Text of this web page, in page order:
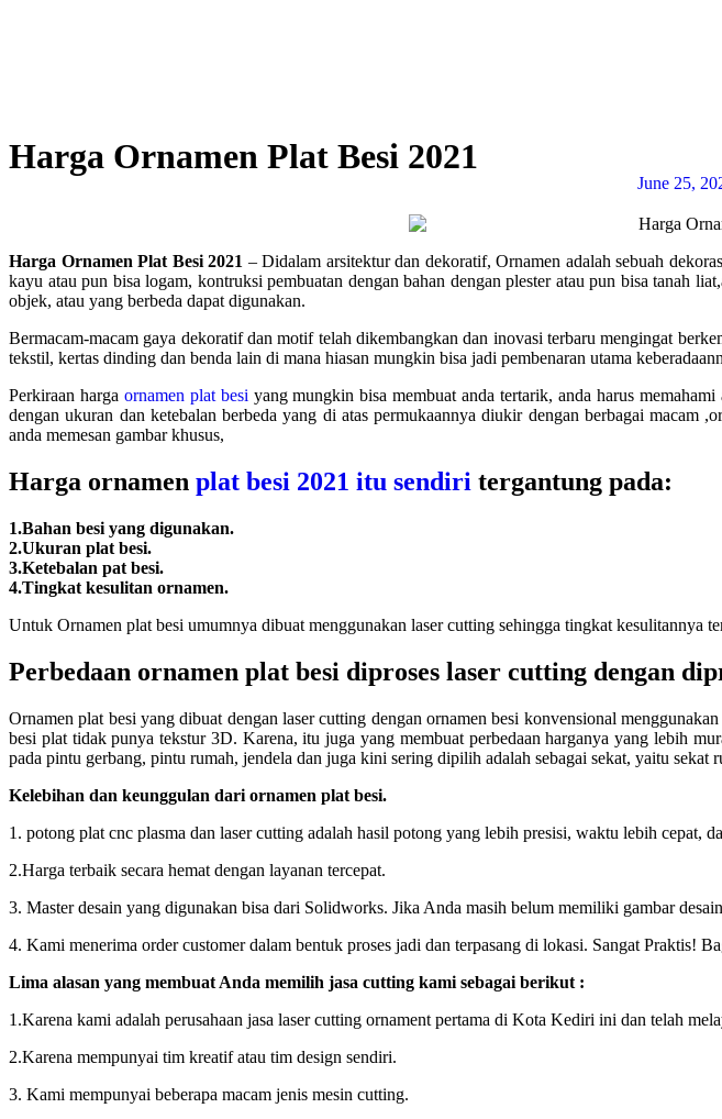
Harga Ornamen Plat Besi 2021
June 25,
Harga Ornamen Plat Besi 2021 – Didalam arsitektur dan dekoratif, Ornamen adalah sebuah
kayu atau pun bisa logam, kontruksi pembuatan dengan bahan dengan plester atau pun bisa tanah
objek, atau yang berbeda dapat digunakan.
Bermacam-macam gaya dekoratif dan motif telah dikembangkan dan inovasi terbaru mengingat
tekstil, kertas dinding dan benda lain di mana hiasan mungkin bisa jadi pembenaran utama
Perkiraan harga ornamen plat besi yang mungkin bisa membuat anda tertarik, anda harus
dengan ukuran dan ketebalan berbeda yang di atas permukaannya diukir dengan berbagai
anda memesan gambar khusus,
Harga ornamen plat besi 2021 itu sendiri tergantung pada:
1.Bahan besi yang digunakan.
2.Ukuran plat besi.
3.Ketebalan pat besi.
4.Tingkat kesulitan ornamen.
Untuk Ornamen plat besi umumnya dibuat menggunakan laser cutting sehingga tingkat kesulitannya
Perbedaan ornamen plat besi diproses laser cutting dengan
Ornamen plat besi yang dibuat dengan laser cutting dengan ornamen besi konvensional
besi plat tidak punya tekstur 3D. Karena, itu juga yang membuat perbedaan harganya yang lebih
pada pintu gerbang, pintu rumah, jendela dan juga kini sering dipilih adalah sebagai sekat, yaitu sekat
Kelebihan dan keunggulan dari ornamen plat besi.
1. potong plat cnc plasma dan laser cutting adalah hasil potong yang lebih presisi, waktu lebih cepat,
2.Harga terbaik secara hemat dengan layanan tercepat.
3. Master desain yang digunakan bisa dari Solidworks. Jika Anda masih belum memiliki gambar
4. Kami menerima order customer dalam bentuk proses jadi dan terpasang di lokasi. Sangat Praktis!
Lima alasan yang membuat Anda memilih jasa cutting kami sebagai berikut :
1.Karena kami adalah perusahaan jasa laser cutting ornament pertama di Kota Kediri ini dan telah
2.Karena mempunyai tim kreatif atau tim design sendiri.
3. Kami mempunyai beberapa macam jenis mesin cutting.